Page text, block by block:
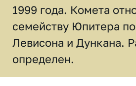
1999 года. Комета
семейству Юпитера
Левисона и Дункана.
определен.